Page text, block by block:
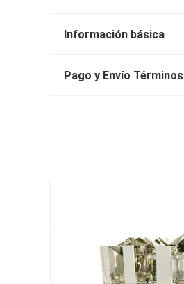
Información básica
Pago y Envío Términos